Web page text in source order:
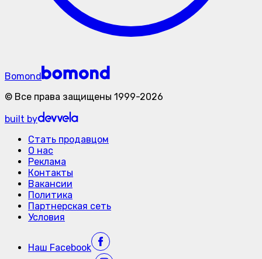
Bomond
© Все права защищены 1999-2026
built by
Стать продавцом
О нас
Реклама
Контакты
Вакансии
Политика
Партнерская сеть
Условия
Наш Facebook